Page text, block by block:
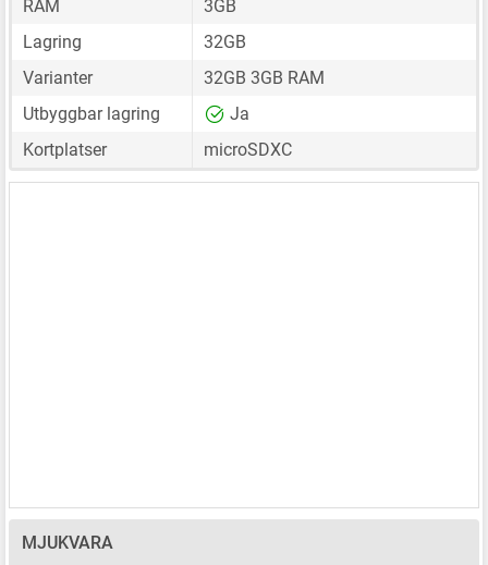
RAM
3GB
Lagring
32GB
Varianter
32GB 3GB RAM
Utbyggbar lagring
Ja
Kortplatser
microSDXC
MJUKVARA